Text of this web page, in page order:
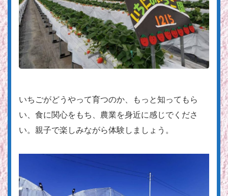
いちごがどうやって育つのか、もっと知ってもら
い、食に関心をもち、農業を身近に感じでくださ
い。親子で楽しみながら体験しましょう。